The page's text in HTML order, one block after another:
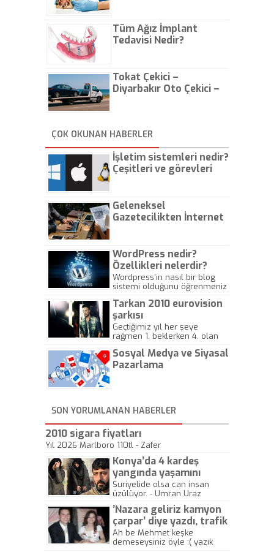
Tüm Ağız İmplant
Tedavisi Nedir?
Tokat Çekici –
Diyarbakır Oto Çekici –
ÇOK OKUNAN HABERLER
İşletim sistemleri nedir?
Çeşitleri ve görevleri
Geleneksel
Gazetecilikten İnternet
WordPress nedir?
Özellikleri nelerdir?
Wordpress'in nasıl bir blog
sistemi olduğunu öğrenmeniz
Tarkan 2010 eurovision
şarkısı
Geçtiğimiz yıl her şeye
rağmen 1. beklerken 4. olan
gösterisinin bu yarışmada
önemli olmadığını anlamıştır.
Sosyal Medya ve Siyasal
Pazarlama
SON YORUMLANAN HABERLER
2010 sigara fiyatları
Yıl 2026 Marlboro 110tl - Zafer
Konya’da 4 kardeş
yangında yaşamını
yitirdi
Suriyelide olsa can insan
üzülüyor. - Umran Uraz
’Nazara geliriz kamyon
çarpar’ diye yazdı, trafik
kazasında öldü!
Ah be Mehmet keşke
demeseysiniz öyle :( yazık